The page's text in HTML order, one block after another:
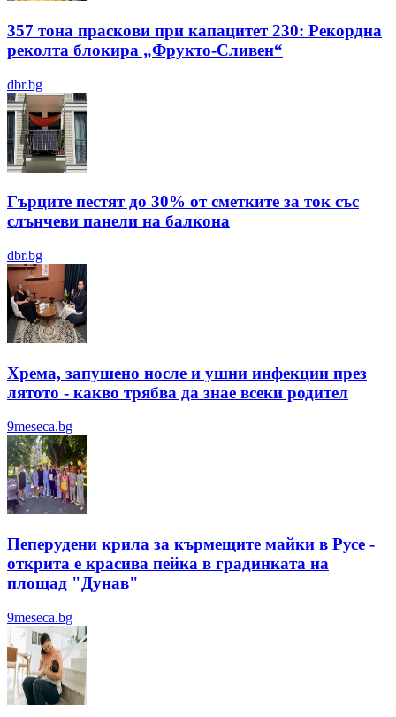
357 тона праскови при капацитет 230: Рекордна
реколта блокира „Фрукто-Сливен“
dbr.bg
Гърците пестят до 30% от сметките за ток със
слънчеви панели на балкона
dbr.bg
Хрема, запушено носле и ушни инфекции през
лятотo - какво трябва да знае всеки родител
9meseca.bg
Пеперудени крила за кърмещите майки в Русе -
открита е красива пейка в градинката на
площад "Дунав"
9meseca.bg